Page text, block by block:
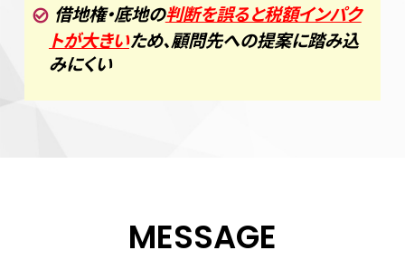
借地権・底地の判断を誤ると税額インパク
トが大きいため、顧問先への提案に踏み込
みにくい
MESSAGE